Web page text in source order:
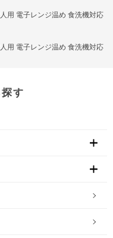
用 電子レンジ温め 食洗機対応
用 電子レンジ温め 食洗機対応
す